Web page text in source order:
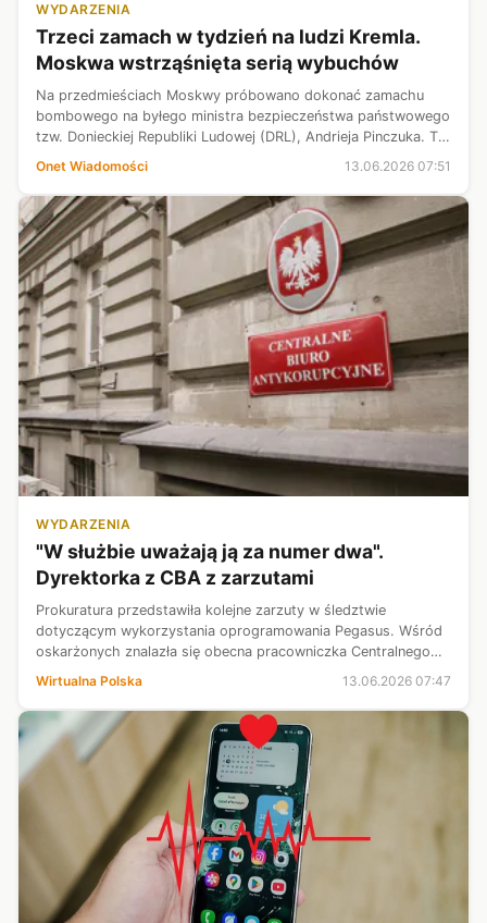
WYDARZENIA
Trzeci zamach w tydzień na ludzi Kremla.
Moskwa wstrząśnięta serią wybuchów
Na przedmieściach Moskwy próbowano dokonać zamachu
bombowego na byłego ministra bezpieczeństwa państwowego
tzw. Donieckiej Republiki Ludowej (DRL), Andrieja Pinczuka. To
już trzecia w ciągu tygodnia próba zamachu na osoby
Onet Wiadomości 13.06.2026 07:51
WYDARZENIA
"W służbie uważają ją za numer dwa".
Dyrektorka z CBA z zarzutami
Prokuratura przedstawiła kolejne zarzuty w śledztwie
dotyczącym wykorzystania oprogramowania Pegasus. Wśród
oskarżonych znalazła się obecna pracowniczka Centralnego
za numer dwa, zaraz po...
Wirtualna Polska 13.06.2026 07:47